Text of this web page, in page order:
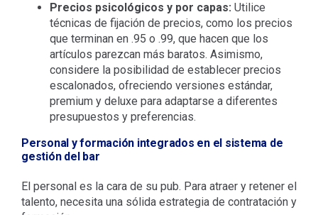
Precios psicológicos y por capas: Utilice
técnicas de fijación de precios, como los precios
que terminan en .95 o .99, que hacen que los
artículos parezcan más baratos. Asimismo,
considere la posibilidad de establecer precios
escalonados, ofreciendo versiones estándar,
premium y deluxe para adaptarse a diferentes
presupuestos y preferencias.
Personal y formación integrados en el sistema de
gestión del bar
El personal es la cara de su pub. Para atraer y retener el
talento, necesita una sólida estrategia de contratación y